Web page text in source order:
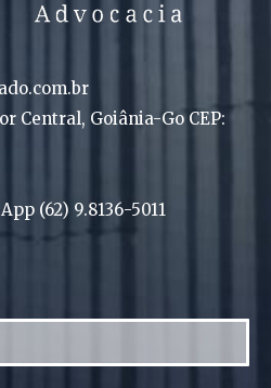
Central, Goiânia-Go CEP:
(62) 9.8136-5011